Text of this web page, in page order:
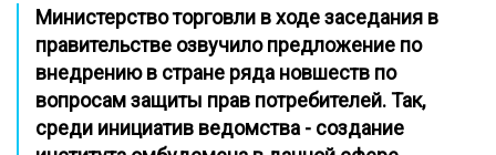
Министерство торговли в ходе заседания в
правительстве озвучило предложение по
внедрению в стране ряда новшеств по
вопросам защиты прав потребителей. Так,
среди инициатив ведомства - создание